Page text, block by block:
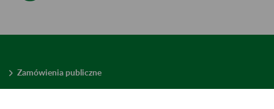
Zamówienia publiczne